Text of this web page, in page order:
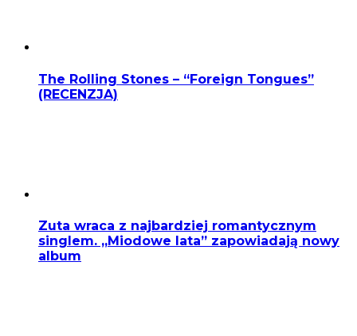
The Rolling Stones – “Foreign Tongues”
(RECENZJA)
Zuta wraca z najbardziej romantycznym
singlem. „Miodowe lata” zapowiadają nowy
album